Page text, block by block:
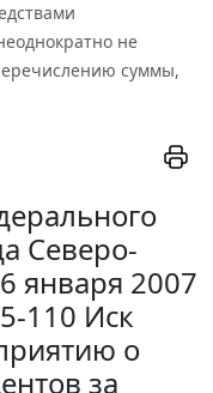
не
суммы,
Северо-
января 2007
110 Иск
о
за